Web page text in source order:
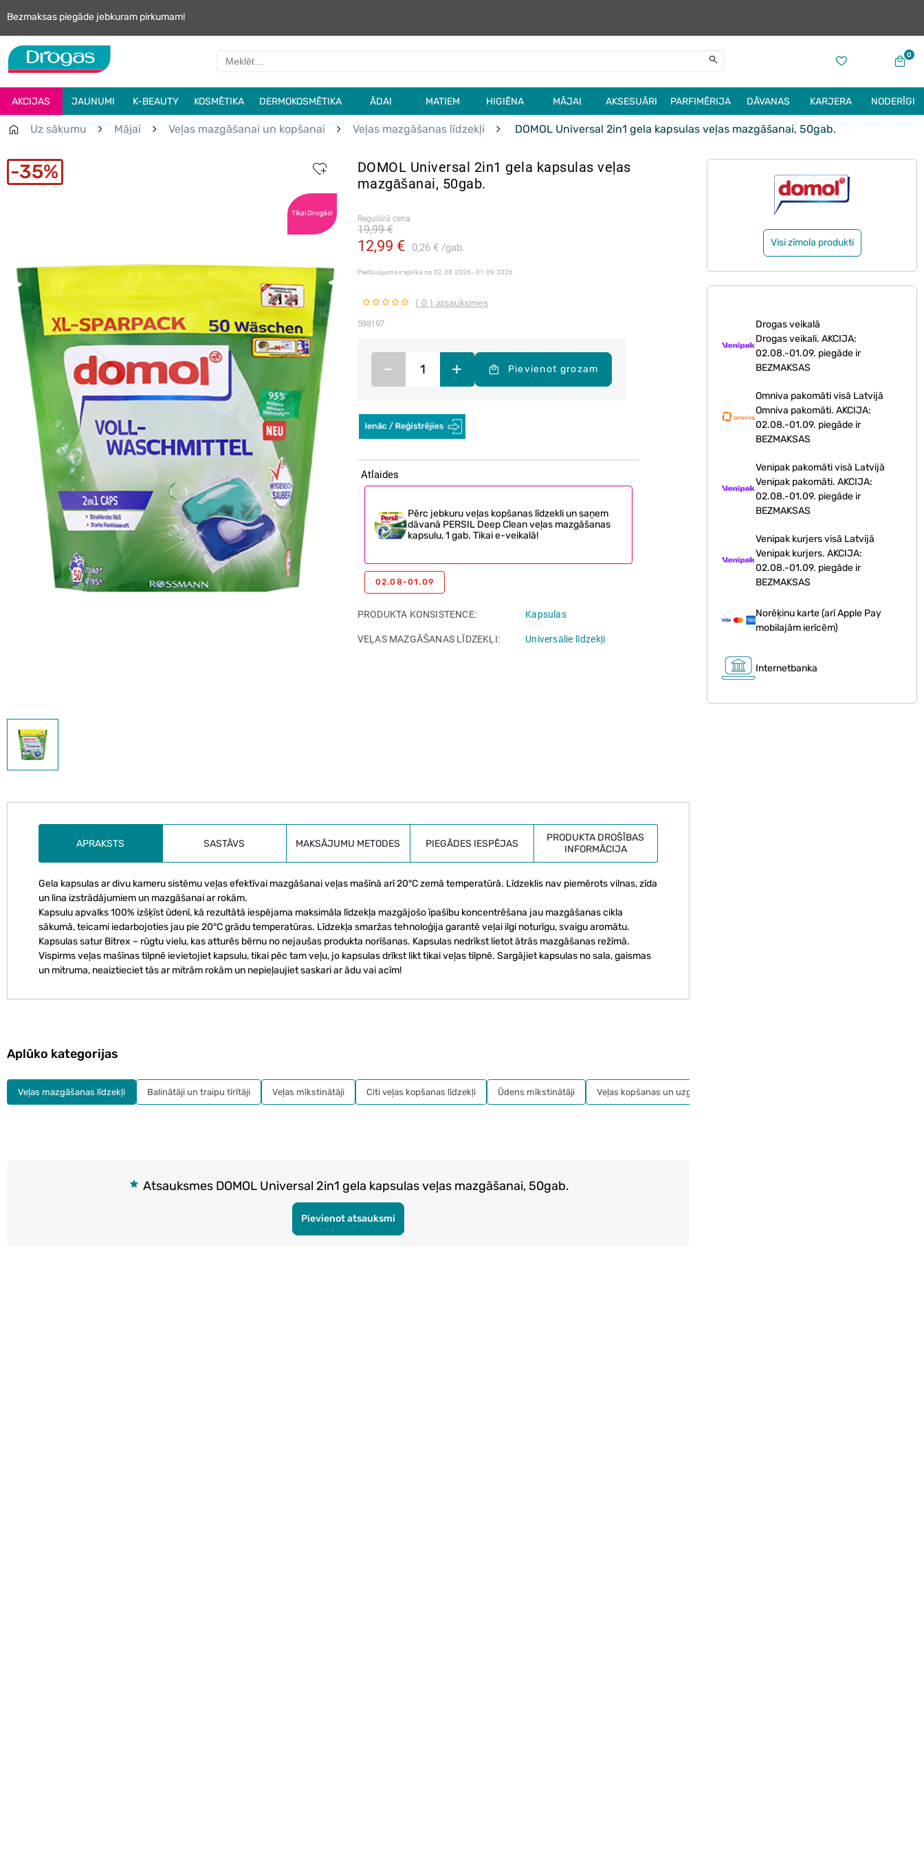
Bezmaksas piegāde jebkuram pirkumam!
0
AKCIJAS JAUNUMI K-BEAUTY KOSMĒTIKA DERMOKOSMĒTIKA ĀDAI MATIEM HIGIĒNA MĀJAI AKSESUĀRI PARFIMĒRIJA DĀVANAS KARJERA NODERĪGI
Uz sākumu Mājai Veļas mazgāšanai un kopšanai Veļas mazgāšanas līdzekļi DOMOL Universal 2in1 gela kapsulas veļas mazgāšanai, 50gab.
35%
Tikai Drogās!
DOMOL Universal 2in1 gela kapsulas veļas
mazgāšanai, 50gab.
Regulārā cena
12,99 € 0,26 € gab.
19,99 €
Piedāvājums ir spēkā no 02.08.2026 - 01.09.2026
( 0 ) atsauksmes
598197
– + Pievienot grozam
Atlaides
Pērc jebkuru veļas kopšanas līdzekli un saņem
dāvanā PERSIL Deep Clean veļas mazgāšanas
kapsulu, 1 gab. Tikai e-veikalā!
02.08-01.09
PRODUKTA KONSISTENCE Kapsulas
VEĻAS MAZGĀŠANAS LĪDZEKĻI Universālie līdzekļi
Visi zīmola produkti
Drogas veikalā
Drogas veikali. AKCIJA:
02.08.-01.09. piegāde ir
BEZMAKSAS
Omniva pakomāti visā Latvijā
Omniva pakomāti. AKCIJA:
02.08.-01.09. piegāde ir
BEZMAKSAS
Venipak pakomāti visā Latvijā
Venipak pakomāti. AKCIJA:
02.08.-01.09. piegāde ir
BEZMAKSAS
Venipak kurjers visā Latvijā
Venipak kurjers. AKCIJA:
02.08.-01.09. piegāde ir
BEZMAKSAS
Norēķinu karte (arī Apple Pay
mobilajām ierīcēm)
Internetbanka
APRAKSTS SASTĀVS MAKSĀJUMU METODES PIEGĀDES IESPĒJAS
PRODUKTA DROŠĪBAS
INFORMĀCIJA
Gela kapsulas ar divu kameru sistēmu veļas efektīvai mazgāšanai veļas mašīnā arī 20°С zemā temperatūrā. Līdzeklis nav piemērots vilnas, zīda
un lina izstrādājumiem un mazgāšanai ar rokām.
Kapsulu apvalks 100% izšķīst ūdenī, kā rezultātā iespējama maksimāla līdzekļa mazgājošo īpašību koncentrēšana jau mazgāšanas cikla
sākumā, teicami iedarbojoties jau pie 20°С grādu temperatūras. Līdzekļa smaržas tehnoloģija garantē veļai ilgi noturīgu, svaigu aromātu.
Kapsulas satur Bitrex – rūgtu vielu, kas atturēs bērnu no nejaušas produkta norīšanas. Kapsulas nedrīkst lietot ātrās mazgāšanas režīmā.
Vispirms veļas mašīnas tilpnē ievietojiet kapsulu, tikai pēc tam veļu, jo kapsulas drīkst likt tikai veļas tilpnē. Sargājiet kapsulas no sala, gaismas
un mitruma, neaiztieciet tās ar mitrām rokām un nepieļaujiet saskari ar ādu vai acīm!
Atsauksmes DOMOL Universal 2in1 gela kapsulas veļas mazgāšanai, 50gab.
Pievienot atsauksmi
Aplūko kategorijas
Veļas mazgāšanas līdzekļi Balinātāji un traipu tīrītāji Veļas mīkstinātāji Citi veļas kopšanas līdzekļi Ūdens mīkstinātāji Veļas kopšanas un uzglabāšanas aksesuāri